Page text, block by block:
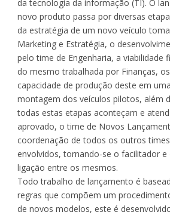
da tecnologia da informação (TI). O
novo produto passa por diversas
da estratégia de um novo veículo
Marketing e Estratégia, o
pelo time de Engenharia, a viabilidade
do mesmo trabalhada por Finanças,
capacidade de produção deste em
montagem dos veículos pilotos, além
todas estas etapas aconteçam e
aprovado, o time de Novos
coordenação de todos os outros times
envolvidos, tornando-se o facilitador e
ligação entre os mesmos.
Todo trabalho de lançamento é
regras que compõem um
de novos modelos, este é